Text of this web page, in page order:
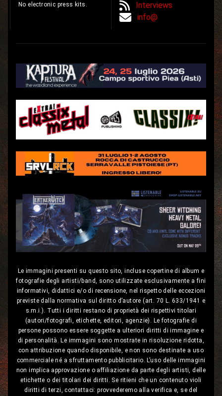
No electronic press kits.
Interviews
info@
Le immagini presenti su questo sito, incluse copertine di album e
fotografie degli artisti/band, sono utilizzate esclusivamente a fini
informativi, didattici e/o di recensione, nel rispetto delle eccezioni
previste dalla normativa sul diritto d’autore (art. 70 L. 633/1941 e
s.m.i.). Tutti i diritti restano di proprietà dei rispettivi titolari
(autori/fotografi, etichette, editori, agenzie). Le fotografie di
persone possono essere soggette a ulteriori diritti di immagine e
di personalità. Le immagini sono mostrate in risoluzione ridotta,
con attribuzione quando disponibile, e non sono destinate a uso
commerciale né a sfruttamento pubblicitario. L’uso delle immagini
non implica approvazione o affiliazione da parte degli artisti, delle
etichette o dei titolari dei diritti. Se ritieni che un contenuto violi
diritti di terzi, contattaci: provvederemo alla verifica e, se del